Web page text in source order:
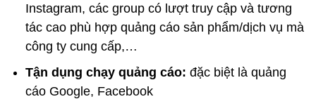
Instagram, các group có lượt truy cập và tương
tác cao phù hợp quảng cáo sản phẩm/dịch vụ mà
công ty cung cấp,…
Tận dụng chạy quảng cáo: đặc biệt là quảng
cáo Google, Facebook